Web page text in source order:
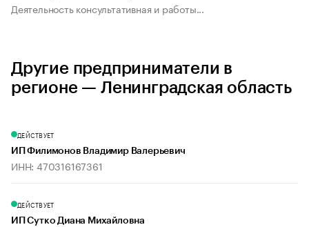
Деятельность консультативная и работы...
Другие предприниматели в
регионе — Ленинградская область
ДЕЙСТВУЕТ
ИП Филимонов Владимир Валерьевич
ИНН: 470316167361
ДЕЙСТВУЕТ
ИП Сутко Диана Михайловна